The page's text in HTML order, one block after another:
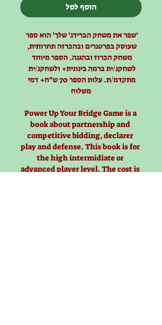
הוסף לסל
׳שפר את משחק הברידג׳ שלך׳ הוא ספר
שעוסק בפרטנרים ובהכרזה תחרותית,
משחק הכרוז ובהגנה. הספר מיוחד
לשחקנ/ית ברמה בינונית+ ולשחקנ/ית
מתקדמ/ת. עלות הספר 70 ש״ח+ דמי
משלוח
Power Up Your Bridge Game is a
book about partnership and
competitive bidding, declarer
play and defense. This book is for
the high intermidiate or
advanced player level. The cost is